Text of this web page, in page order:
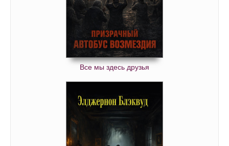
Надвигается беда 43
Надвигается беда 45
Надвигается беда 46
Надвигается беда 49
Надвигается беда 50
Надвигается беда 51
Все мы здесь друзья